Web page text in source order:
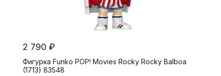
2 790 ₽
Фигурка Funko POP! Movies Rocky Rocky Balboa
(1713) 83548